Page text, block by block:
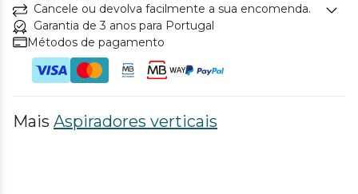
Cancele ou devolva facilmente a sua encomenda.
Garantia de 3 anos para Portugal
Métodos de pagamento
Mais Aspiradores verticais